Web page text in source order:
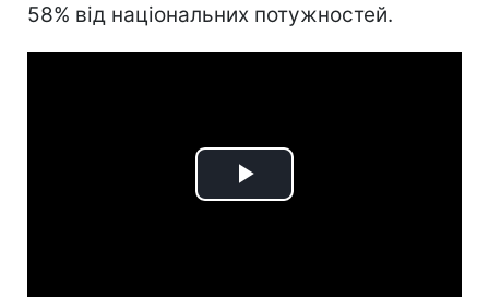
58% від національних потужностей.
Play